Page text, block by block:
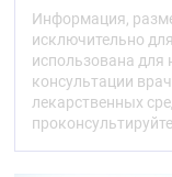
Штрих-код:
Вес: 0.230 кг.
Информация,
исключительно
использована для
консультации
лекарственных